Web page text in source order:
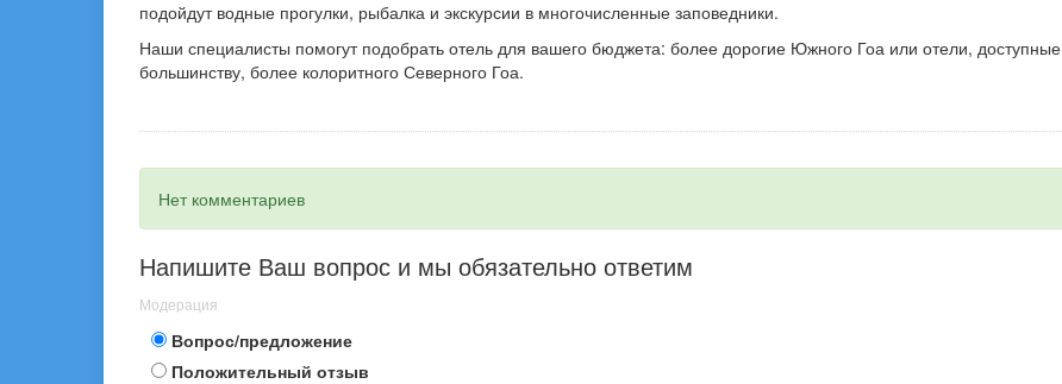
подойдут водные прогулки, рыбалка и экскурсии в многочисленные заповедники.
Наши специалисты помогут подобрать отель для вашего бюджета: более дорогие Южного Гоа или отели, доступные
большинству, более колоритного Северного Гоа.
Нет комментариев
Напишите Ваш вопрос и мы обязательно ответим
Модерация
Вопрос/предложение
Положительный отзыв